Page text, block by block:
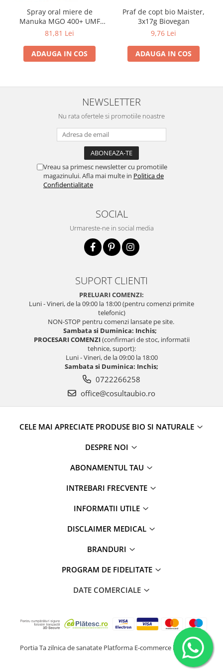
Spray oral miere de
Manuka MGO 400+ UMF
13+ cu Propolis (20ml)
81,81 Lei
ADAUGA IN COS
Praf de copt bio Maister,
3x17g Biovegan
9,76 Lei
ADAUGA IN COS
NEWSLETTER
Nu rata ofertele si promotiile noastre
Vreau sa primesc newsletter cu promotiile
magazinului. Afla mai multe in Politica de
Confidentialitate
SOCIAL
Urmareste-ne in social media
SUPORT CLIENTI
PRELUARI COMENZI:
Luni - Vineri, de la 09:00 la 18:00 (pentru comenzi primite
telefonic)
NON-STOP pentru comenzi lansate pe site.
Sambata si Duminica: Inchis;
PROCESARI COMENZI(confirmari de stoc, informatii
tehnice, suport):
Luni - Vineri, de la 09:00 la 18:00
Sambata si Duminica: Inchis;
0722266258
office@cosultaubio.ro
CELE MAI APRECIATE PRODUSE BIO SI NATURALE
DESPRE NOI
ABONAMENTUL TAU
INTREBARI FRECVENTE
INFORMATII UTILE
DISCLAIMER MEDICAL
BRANDURI
PROGRAM DE FIDELITATE
DATE COMERCIALE
Portia Ta zilnica de sanatate Platforma E-commerce by Gomag